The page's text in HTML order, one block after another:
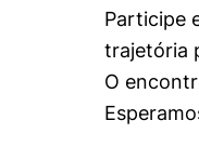
Participe
trajetória
O